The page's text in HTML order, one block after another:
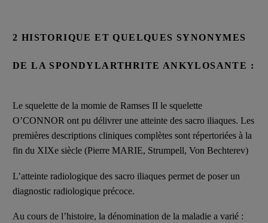
2 HISTORIQUE ET QUELQUES SYNONYMES
DE LA SPONDYLARTHRITE ANKYLOSANTE :
Le squelette de la momie de Ramses II le squelette
O’CONNOR ont pu délivrer une atteinte des sacro iliaques. Les
premières descriptions cliniques complètes sont répertoriées à la
fin du XIXe siècle (Pierre MARIE, Strumpell, Von Bechterev)
L’atteinte radiologique des sacro iliaques permet de poser un
diagnostic radiologique précoce.
Au cours de l’histoire, la dénomination de la maladie a varié :